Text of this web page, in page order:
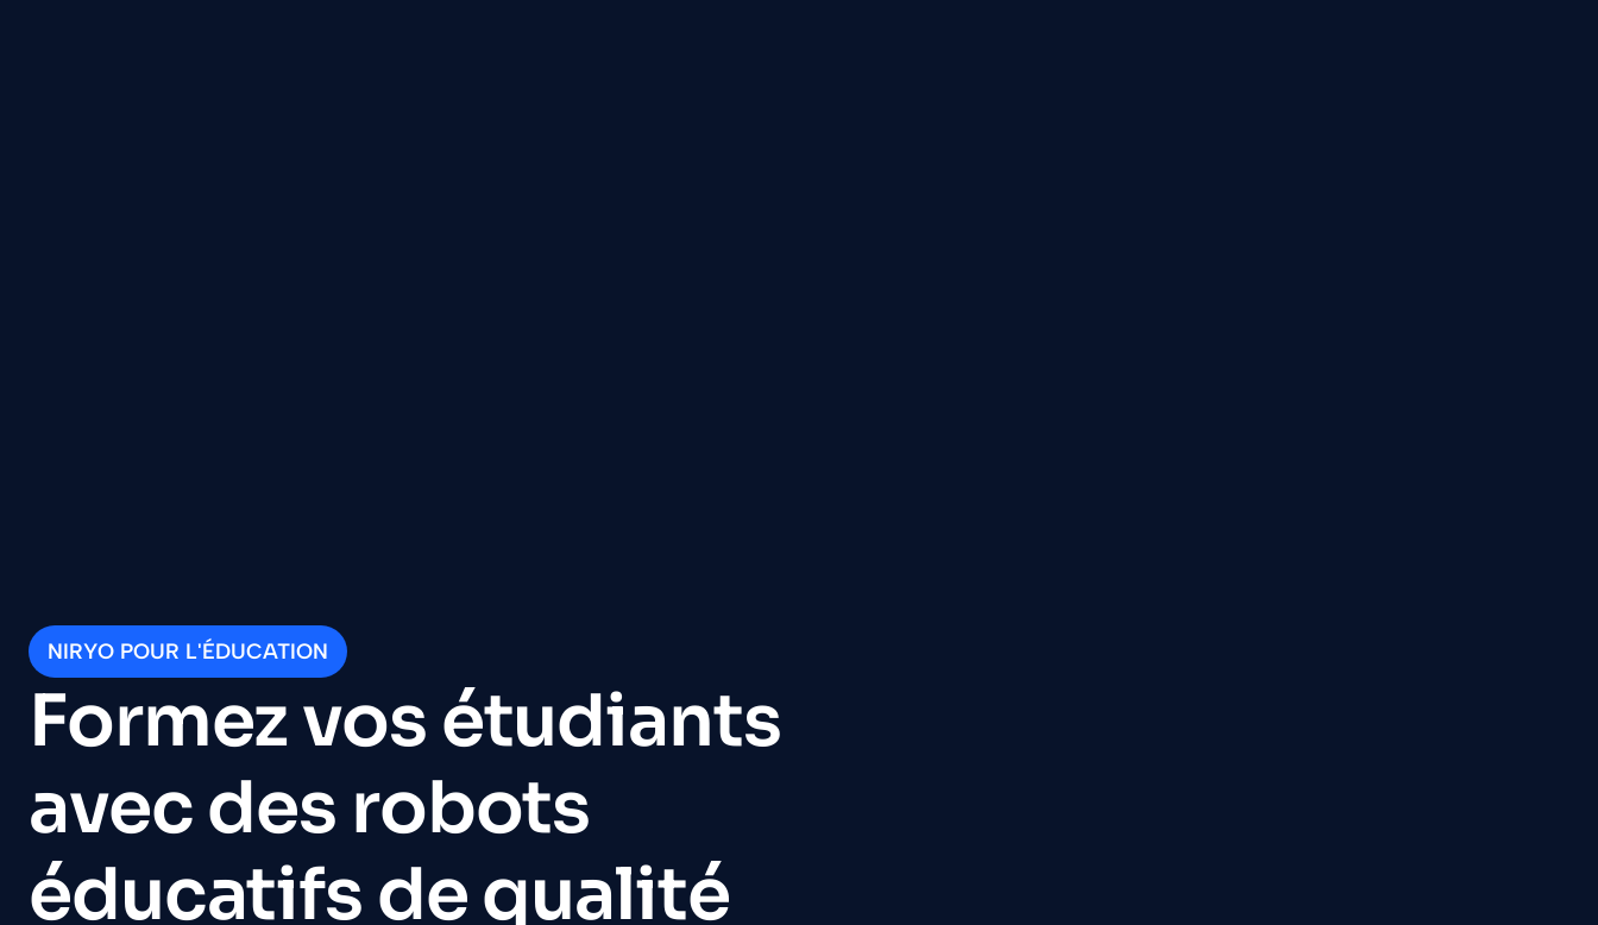
NIRYO POUR L'ÉDUCATION
Formez vos étudiants
avec des robots
éducatifs de qualité